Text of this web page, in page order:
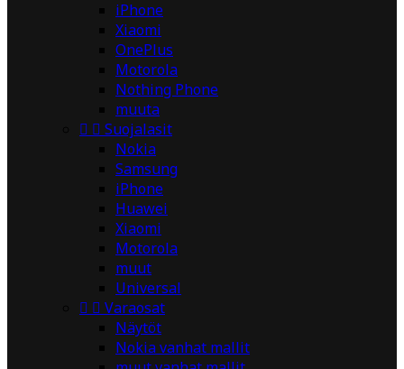
iPhone
Xiaomi
OnePlus
Motorola
Nothing Phone
muuta
  Suojalasit
Nokia
Samsung
iPhone
Huawei
Xiaomi
Motorola
muut
Universal
  Varaosat
Näytöt
Nokia vanhat mallit